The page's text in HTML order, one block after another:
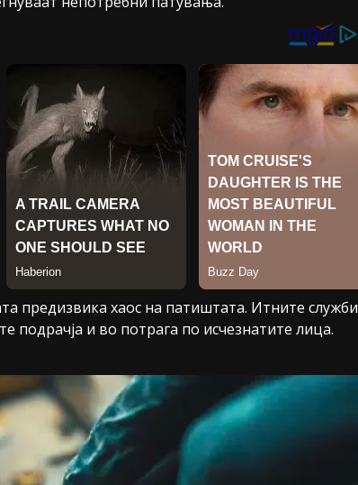
предизвика хаос на патиштата. Итните служби
подрачја и во потрага по исчезнатите лица.